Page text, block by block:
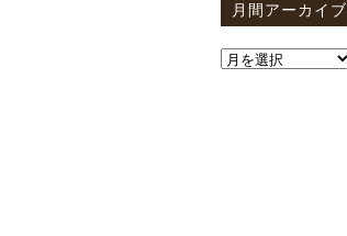
月間アーカイブ